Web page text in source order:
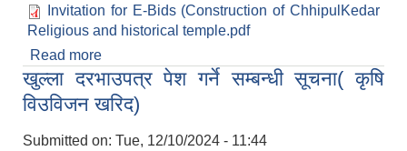
Invitation for E-Bids (Construction of ChhipulKedar
Religious and historical temple.pdf
Read more
निर्माण)
खुल्ला दरभाउपत्र पेश गर्ने सम्बन्धी सूचना( कृषि
विउविजन खरिद)
Submitted on: Tue, 12/10/2024 - 11:44